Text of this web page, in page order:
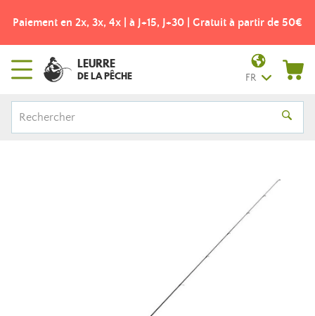
Paiement en 2x, 3x, 4x | à J+15, J+30 | Gratuit à partir de 50€
LEURRE
DE LA PÊCHE FR